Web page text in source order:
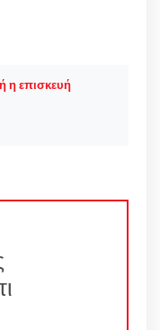
η επισκευή